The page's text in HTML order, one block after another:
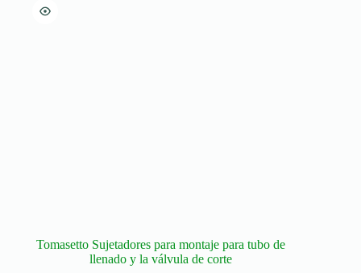
Tomasetto Sujetadores para montaje para tubo de
llenado y la válvula de corte